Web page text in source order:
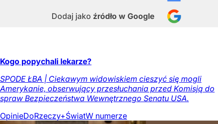
Dodaj jako źródło w Google
Kogo popychali lekarze?
SPODE ŁBA | Ciekawym widowiskiem cieszyć się mogli
Amerykanie, obserwujący przesłuchania przed Komisją do
spraw Bezpieczeństwa Wewnętrznego Senatu USA.
OpinieDoRzeczy+ŚwiatW numerze